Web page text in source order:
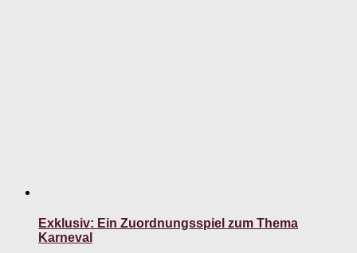
Exklusiv: Ein Zuordnungsspiel zum Thema
Karneval